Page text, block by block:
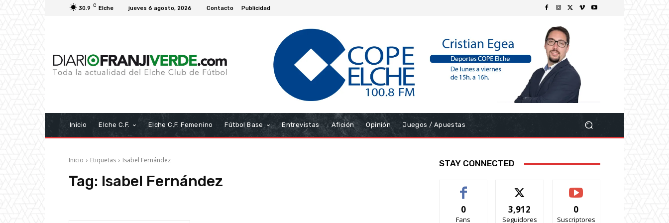
30.9 C Elche jueves 6 agosto, 2026 Contacto Publicidad
Inicio Elche C.F. Elche C.F. Femenino Fútbol Base Entrevistas Afición Opinión Juegos / Apuestas
Inicio Etiquetas Isabel Fernández
Tag: Isabel Fernández
STAY CONNECTED
0
Fans
3,912
Seguidores
0
Suscriptores